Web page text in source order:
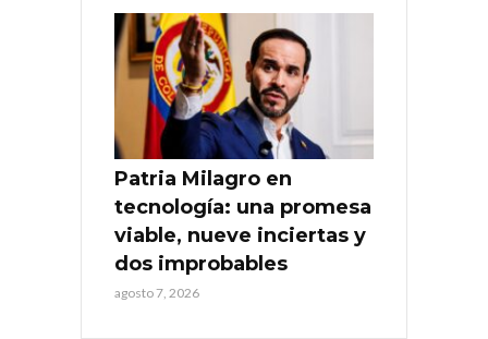
Patria Milagro en
tecnología: una promesa
viable, nueve inciertas y
dos improbables
agosto 7, 2026